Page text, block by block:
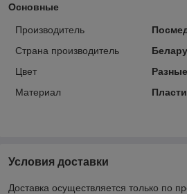
Основные
Производитель
Страна производитель
Цвет
Материал
Условия доставки
Доставка осуществляется только по